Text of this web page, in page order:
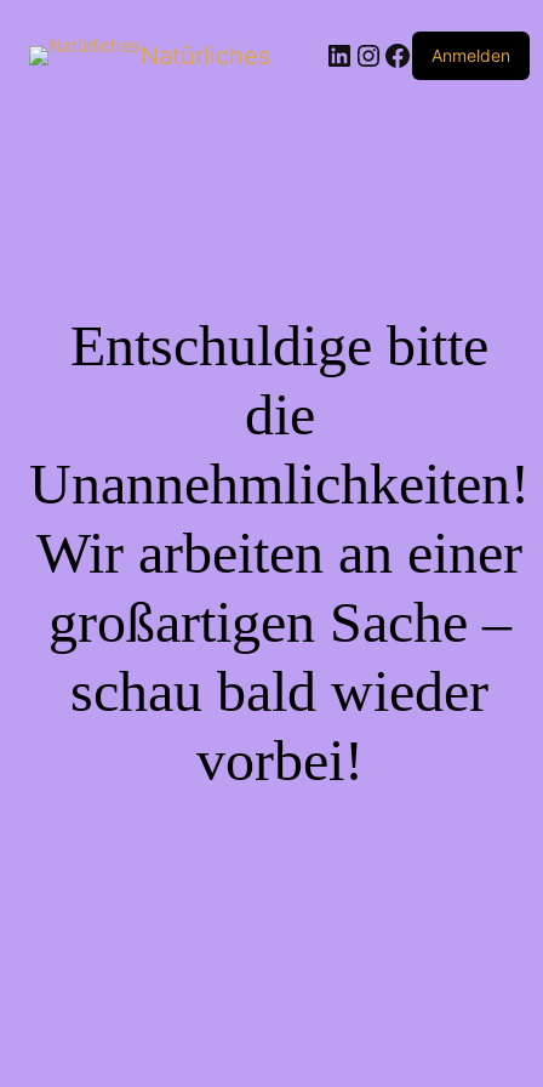
Natürliches Anmelden
Entschuldige bitte
die
Unannehmlichkeiten!
Wir arbeiten an einer
großartigen Sache –
schau bald wieder
vorbei!